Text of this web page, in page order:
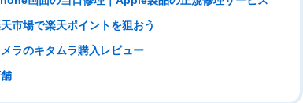
市場で楽天ポイントを狙おう
ラのキタムラ購入レビュー